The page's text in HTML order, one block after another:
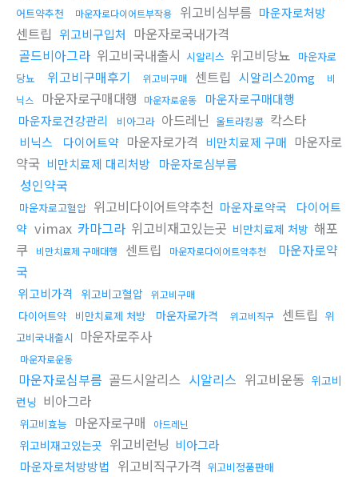
어트약추천
마운자로다이어트부작용 위고비심부름 마운자로처방
센트립 위고비구입처
마운자로국내가격
골드비아그라 위고비국내출시 시알리스 위고비당뇨 마운자로
당뇨
위고비구매후기 위고비구매 센트립 시알리스20mg
비
닉스
마운자로구매대행 마운자로운동
마운자로구매대행
마운자로건강관리
비아그라 아드레닌 울트라킹콩 칵스타
비닉스 다이어트약 마운자로가격 비만치료제 구매 마운자로
약국 비만치료제 대리처방 마운자로심부름
성인약국
마운자로고혈압 위고비다이어트약추천 마운자로약국
다이어트
약 vimax 카마그라 위고비재고있는곳 비만치료제 처방 해포
쿠
비만치료제 구매대행 센트립 마운자로다이어트약추천
마운자로약
국
위고비가격 위고비고혈압 위고비구매
다이어트약 비만치료제 처방 마운자로가격 위고비직구 센트립 위
고비국내출시
마운자로주사
마운자로운동
마운자로심부름 골드시알리스 시알리스 위고비운동 위고비
런닝 비아그라
위고비효능 마운자로구매 아드레닌
위고비재고있는곳 위고비런닝 비아그라
마운자로처방방법 위고비직구가격 위고비정품판매